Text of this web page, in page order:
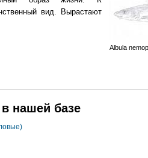
Albula
вид. Вырастают
нашей базе